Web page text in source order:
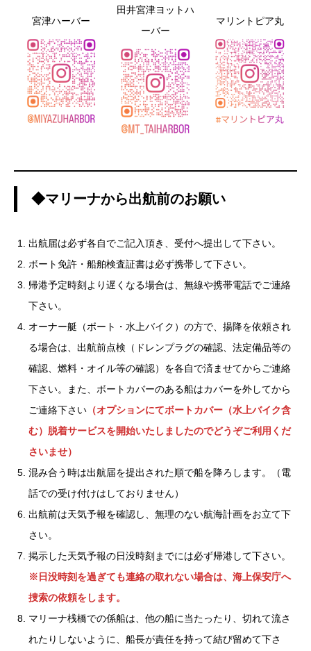
宮津ハーバー
田井宮津ヨットハ
ーバー
マリントピア丸
◆マリーナから出航前のお願い
出航届は必ず各自でご記入頂き、受付へ提出して下さい。
ボート免許・船舶検査証書は必ず携帯して下さい。
帰港予定時刻より遅くなる場合は、無線や携帯電話でご連絡
下さい。
オーナー艇（ボート・水上バイク）の方で、揚降を依頼され
る場合は、出航前点検（ドレンプラグの確認、法定備品等の
確認、燃料・オイル等の確認）を各自で済ませてからご連絡
下さい。また、ボートカバーのある船はカバーを外してから
ご連絡下さい （オプションにてボートカバー（水上バイク含
む）脱着サービスを開始いたしましたのでどうぞご利用くだ
さいませ）
混み合う時は出航届を提出された順で船を降ろします。（電
話での受け付けはしておりません）
出航前は天気予報を確認し、無理のない航海計画をお立て下
さい。
掲示した天気予報の日没時刻までには必ず帰港して下さい。
※日没時刻を過ぎても連絡の取れない場合は、海上保安庁へ
捜索の依頼をします。
マリーナ桟橋での係船は、他の船に当たったり、切れて流さ
れたりしないように、船長が責任を持って結び留めて下さ